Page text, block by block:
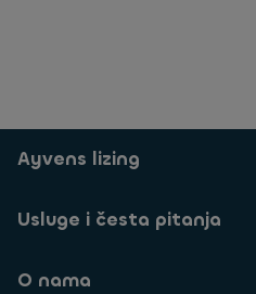
Ayvens lizing
Usluge i česta pitanja
O nama